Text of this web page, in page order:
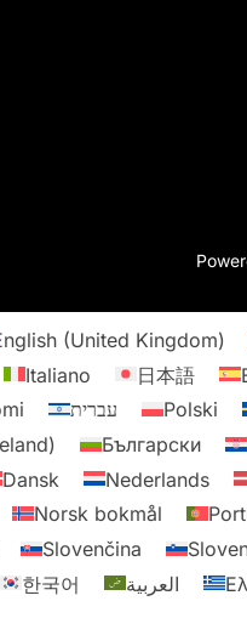
(United Kingdom)
Italiano 日本語
עברית Polski
Български
Dansk Nederlands
Norsk bokmål
Slovenčina
한국어 العربية